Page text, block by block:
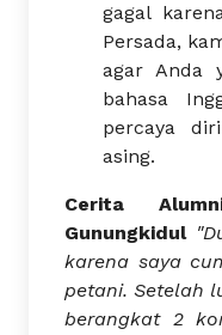
gagal
Persada,
agar Anda
bahasa
percaya
asing.
Cerita
Gunungkidul
karena saya
petani. Setelah
berangkat 2